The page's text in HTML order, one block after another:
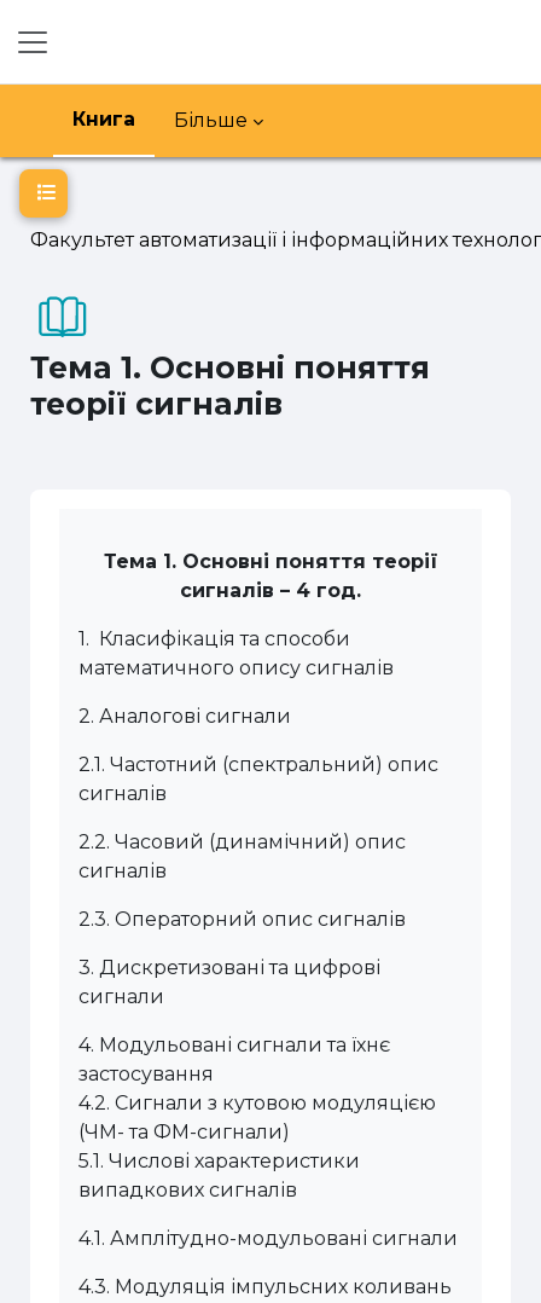
Книга Більше
Факультет автоматизації і інформаційних
Тема 1. Основні поняття
теорії сигналів
Відкритий покажчик курсу
Тема 1. Основні поняття теорії
сигналів – 4 год.
1. Класифікація та способи
математичного опису сигналів
2. Аналогові сигнали
2.1. Частотний (спектральний) опис
сигналів
2.2. Часовий (динамічний) опис
сигналів
2.3. Операторний опис сигналів
3. Дискретизовані та цифрові
сигнали
4. Модульовані сигнали та їхнє
застосування
4.2. Сигнали з кутовою модуляцією
(ЧМ- та ФМ-сигнали)
5.1. Числові характеристики
випадкових сигналів
4.1. Амплітудно-модульовані сигнали
4.3. Модуляція імпульсних коливань